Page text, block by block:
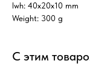
lwh: 40x20x10 mm
Weight: 300 g
С этим